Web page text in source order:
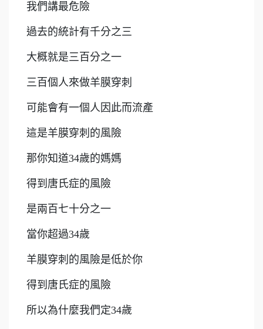
我們講最危險
過去的統計有千分之三
大概就是三百分之一
三百個人來做羊膜穿刺
可能會有一個人因此而流產
這是羊膜穿刺的風險
那你知道34歲的媽媽
得到唐氏症的風險
是兩百七十分之一
當你超過34歲
羊膜穿刺的風險是低於你
得到唐氏症的風險
所以為什麼我們定34歲